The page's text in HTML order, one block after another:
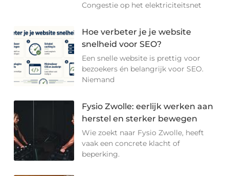
Congestie op het elektriciteitsnet
Hoe verbeter je je website
snelheid voor SEO?
Een snelle website is prettig voor
bezoekers én belangrijk voor SEO.
Niemand
Fysio Zwolle: eerlijk werken aan
herstel en sterker bewegen
Wie zoekt naar Fysio Zwolle, heeft
vaak een concrete klacht of
beperking.